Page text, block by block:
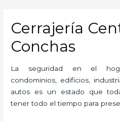
Cerrajería
Conchas
La seguridad en el
condominios, edificios,
autos es un estado que
tener todo el tiempo para